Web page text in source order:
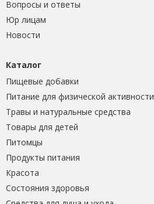
Вопросы и ответы
Юр лицам
Новости
Каталог
Пищевые добавки
Питание для физической активности
Травы и натуральные средства
Товары для детей
Питомцы
Продукты питания
Красота
Состояния здоровья